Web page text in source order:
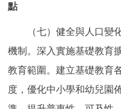
點
（七）健全與人口變
機制。深入實施基礎教育
教育範圍。建立基礎教育
度，優化中小學和幼兒園